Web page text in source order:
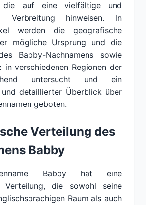
auf eine vielfältige und
Verbreitung hinweisen. In
werden die geografische
mögliche Ursprung und die
Babby-Nachnamens sowie
in verschiedenen Regionen der
untersucht und ein
detaillierter Überblick über
geboten.
Verteilung des
Babby
Babby hat eine
Verteilung, die sowohl seine
Raum als auch